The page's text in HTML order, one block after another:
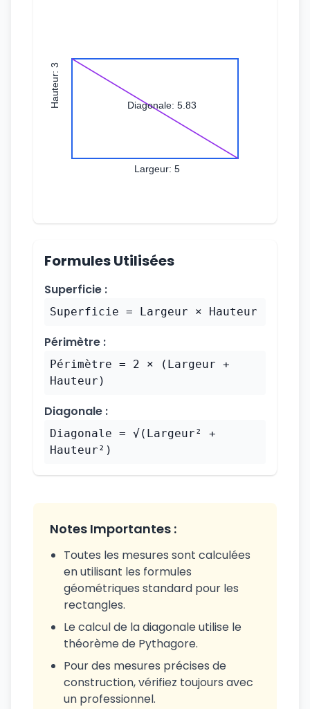
Formules Utilisées
Superficie :
Superficie = Largeur × Hauteur
Périmètre :
Périmètre = 2 × (Largeur +
Hauteur)
Diagonale :
Diagonale = √(Largeur² +
Hauteur²)
Notes Importantes :
Toutes les mesures sont calculées
en utilisant les formules
géométriques standard pour les
rectangles.
Le calcul de la diagonale utilise le
théorème de Pythagore.
Pour des mesures précises de
construction, vérifiez toujours avec
un professionnel.